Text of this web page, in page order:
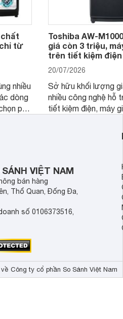
chất
từ
nhiều
dòng
phù
Toshiba AW-
giá còn 3 triệu,
trên tiết kiệm
20/07/2026
Sở hữu khối lượng
nhiều công nghệ hỗ
tiết kiệm điện, máy
nhắc cho các gia
bán hiện đã giảm
VIỆT NAM
bán hàng
Thổ Quan, Đống Đa,
số 0106373516,
Công ty cổ phần So Sánh Việt Nam